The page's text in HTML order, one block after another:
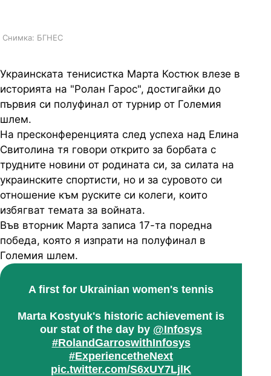
Снимка: БГНЕС
Украинската тенисистка Марта Костюк влезе в
историята на "Ролан Гарос", достигайки до
първия си полуфинал от турнир от Големия
шлем.
На пресконференцията след успеха над Елина
Свитолина тя говори открито за борбата с
трудните новини от родината си, за силата на
украинските спортисти, но и за суровото си
отношение към руските си колеги, които
избягват темата за войната.
Във вторник Марта записа 17-та поредна
победа, която я изпрати на полуфинал в
Големия шлем.
A first for Ukrainian women's tennis
Marta Kostyuk's historic achievement is
our stat of the day by @Infosys
#RolandGarroswithInfosys
#ExperiencetheNext
pic.twitter.com/S6xUY7LjlK